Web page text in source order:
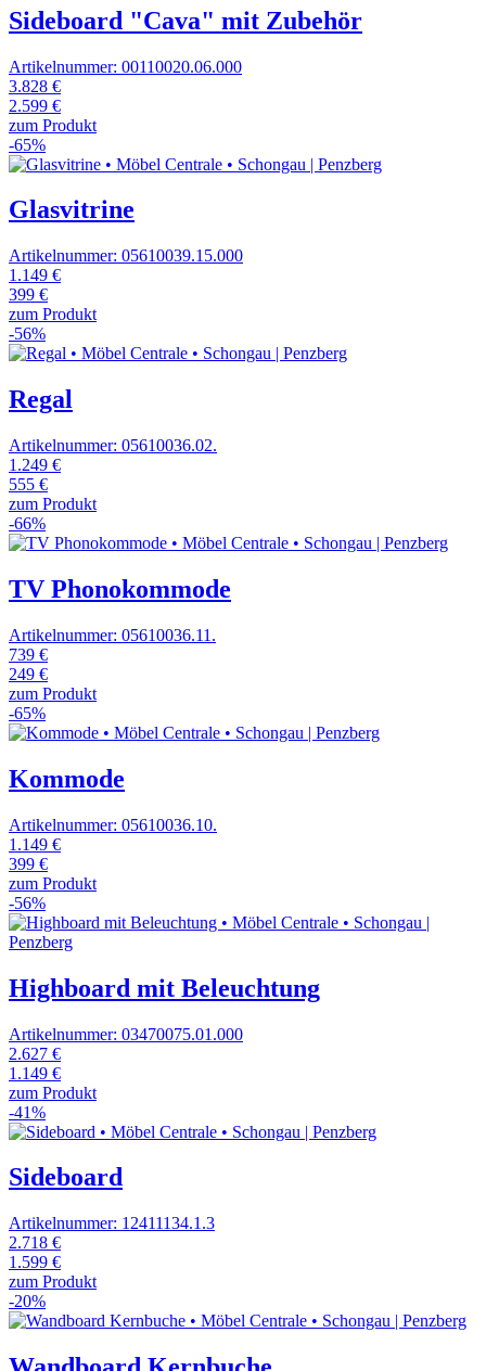
Sideboard "Cava" mit Zubehör
Artikelnummer: 00110020.06.000
3.828 €
2.599 €
zum Produkt
-65%
Glasvitrine
Artikelnummer: 05610039.15.000
1.149 €
399 €
zum Produkt
-56%
Regal
Artikelnummer: 05610036.02.
1.249 €
555 €
zum Produkt
-66%
TV Phonokommode
Artikelnummer: 05610036.11.
739 €
249 €
zum Produkt
-65%
Kommode
Artikelnummer: 05610036.10.
1.149 €
399 €
zum Produkt
-56%
Highboard mit Beleuchtung
Artikelnummer: 03470075.01.000
2.627 €
1.149 €
zum Produkt
-41%
Sideboard
Artikelnummer: 12411134.1.3
2.718 €
1.599 €
zum Produkt
-20%